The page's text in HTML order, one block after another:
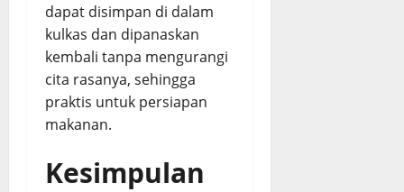
dapat disimpan di dalam
kulkas dan dipanaskan
kembali tanpa mengurangi
cita rasanya, sehingga
praktis untuk persiapan
makanan.
Kesimpulan